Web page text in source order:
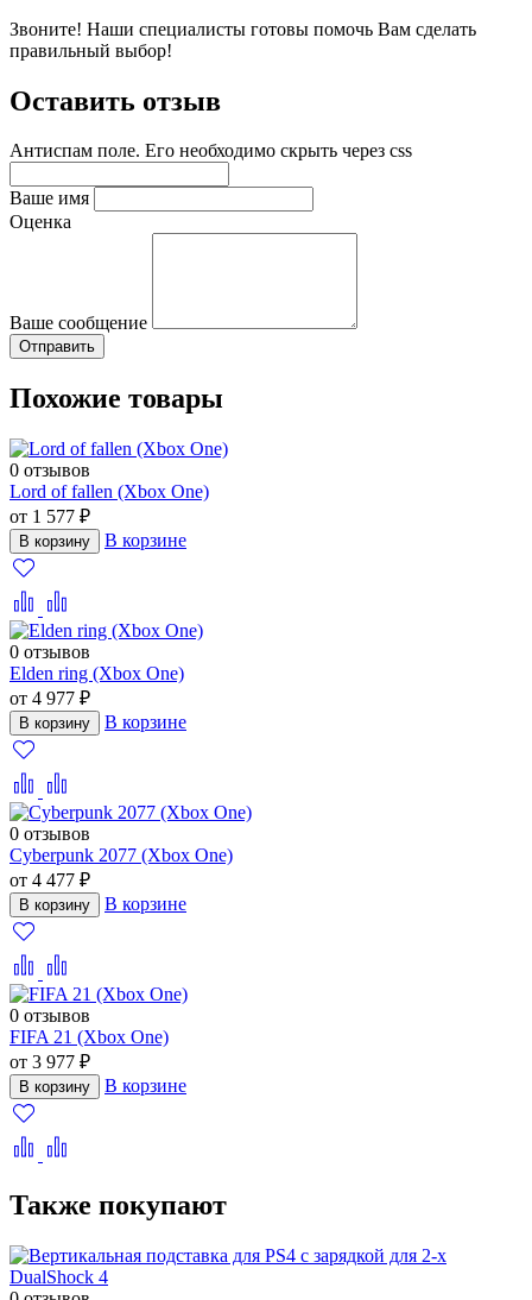
Звоните! Наши специалисты готовы помочь Вам сделать
правильный выбор!
Оставить отзыв
Антиспам поле. Его необходимо скрыть через css
Ваше имя
Оценка
Ваше сообщение
Похожие товары
0 отзывов
Lord of fallen (Xbox One)
от 1 577 ₽
В корзину В корзине
0 отзывов
Elden ring (Xbox One)
от 4 977 ₽
В корзину В корзине
0 отзывов
Cyberpunk 2077 (Xbox One)
от 4 477 ₽
В корзину В корзине
0 отзывов
FIFA 21 (Xbox One)
от 3 977 ₽
В корзину В корзине
Также покупают